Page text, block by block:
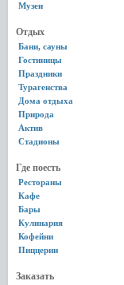
Музеи
Отдых
Бани, сауны
Гостиницы
Праздники
Турагенства
Дома отдыха
Природа
Актив
Стадионы
Где поесть
Рестораны
Кафе
Бары
Кулинария
Кофейни
Пиццерии
Заказать